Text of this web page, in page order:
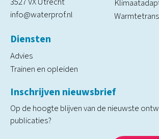
info@waterprof.nl
Diensten
Advies
Trainen en opleiden
Inschrijven nieuwsbrief
Op de hoogte blijven van de nieuwste
publicaties?